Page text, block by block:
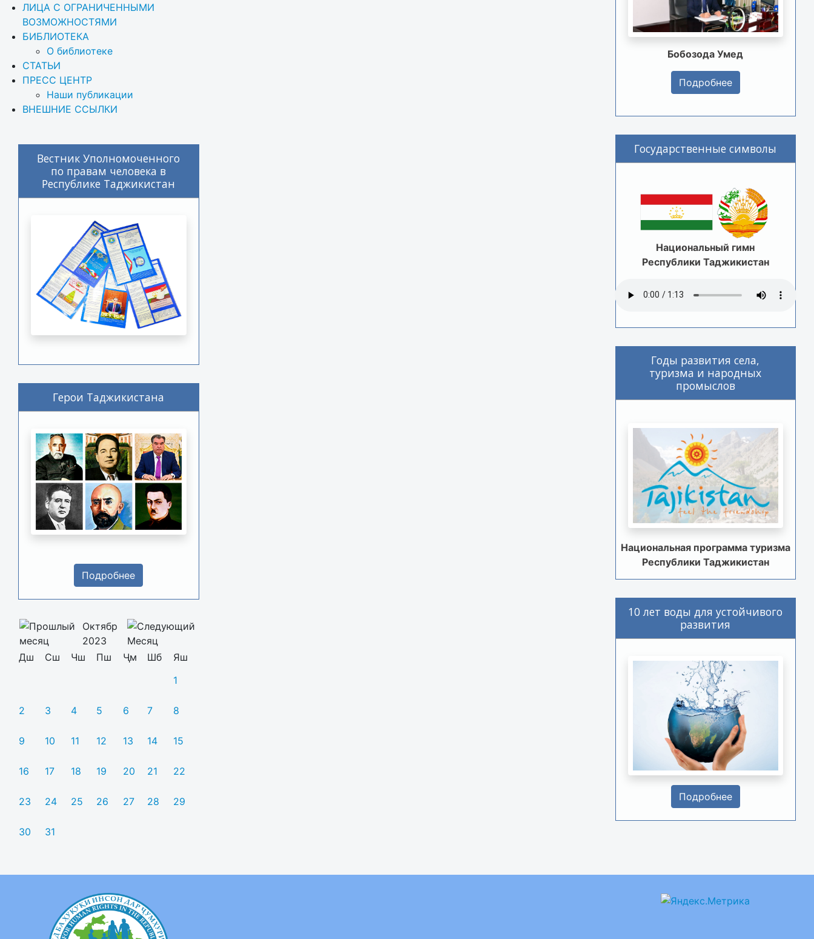
ЛИЦА С ОГРАНИЧЕННЫМИ
ВОЗМОЖНОСТЯМИ
БИБЛИОТЕКА
О библиотеке
СТАТЬИ
ПРЕСС ЦЕНТР
Наши публикации
ВНЕШНИЕ ССЫЛКИ
Вестник Уполномоченного
по правам человека в
Республике Таджикистан
Герои Таджикистана
Подробнее
Октябр
2023
Дш
Сш Чш Пш Ҷм Шб
Яш
1
2 3 4 5 6 7 8
9 10 11 12 13 14 15
16 17 18 19 20 21 22
23 24 25 26 27 28 29
30 31
Бобозода Умед
Подробнее
Государственные символы
Национальный гимн
Республики Таджикистан
Годы развития села,
туризма и народных
промыслов
Национальная программа туризма
Республики Таджикистан
10 лет воды для устойчивого
развития
Подробнее